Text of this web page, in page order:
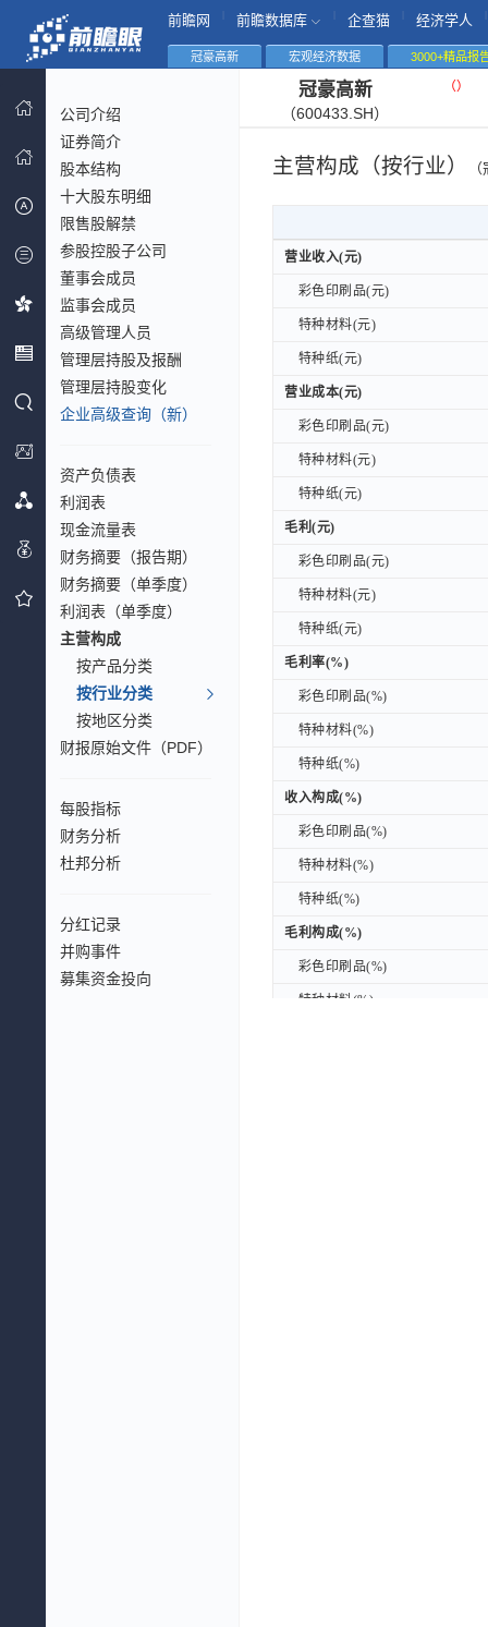
前瞻网 前瞻数据库 企查猫 经济学人
冠豪高新 宏观经济数据 3000+精品报
公司介绍
证券简介
股本结构
十大股东明细
限售股解禁
参股控股子公司
董事会成员
监事会成员
高级管理人员
管理层持股及报酬
管理层持股变化
企业高级查询（新）
资产负债表
利润表
现金流量表
财务摘要（报告期）
财务摘要（单季度）
利润表（单季度）
主营构成
按产品分类
按行业分类
按地区分类
财报原始文件（PDF）
每股指标
财务分析
杜邦分析
分红记录
并购事件
募集资金投向
冠豪高新
（600433.SH）
（）
主营构成（按行业）
营业收入(元)
彩色印刷品(元)
特种材料(元)
特种纸(元)
营业成本(元)
彩色印刷品(元)
特种材料(元)
特种纸(元)
毛利(元)
彩色印刷品(元)
特种材料(元)
特种纸(元)
毛利率(%)
彩色印刷品(%)
特种材料(%)
特种纸(%)
收入构成(%)
彩色印刷品(%)
特种材料(%)
特种纸(%)
毛利构成(%)
彩色印刷品(%)
特种材料(%)
营业收入(元)
彩色印刷品(元)
特种材料(元)
特种纸(元)
营业成本(元)
彩色印刷品(元)
特种材料(元)
特种纸(元)
毛利(元)
彩色印刷品(元)
特种材料(元)
特种纸(元)
毛利率(%)
彩色印刷品(%)
特种材料(%)
特种纸(%)
收入构成(%)
彩色印刷品(%)
特种材料(%)
特种纸(%)
毛利构成(%)
彩色印刷品(%)
特种材料(%)